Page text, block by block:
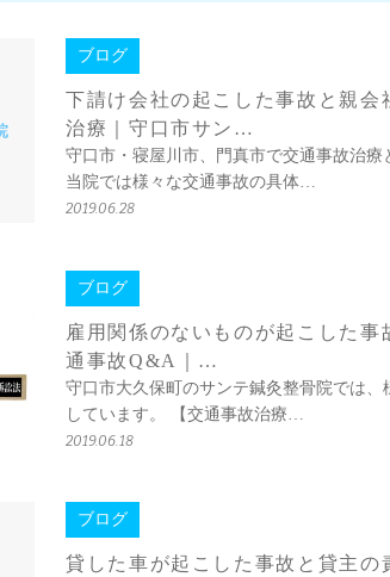
ブログ
下請け会社の起こした事故と親会
治療｜守口市サン…
守口市・寝屋川市、門真市で交通事故治
当院では様々な交通事故の具体…
2019.06.28
ブログ
雇用関係のないものが起こした事
通事故Q&A｜…
守口市大久保町のサンテ鍼灸整骨院では
しています。 【交通事故治療…
2019.06.18
ブログ
貸した車が起こした事故と貸主の